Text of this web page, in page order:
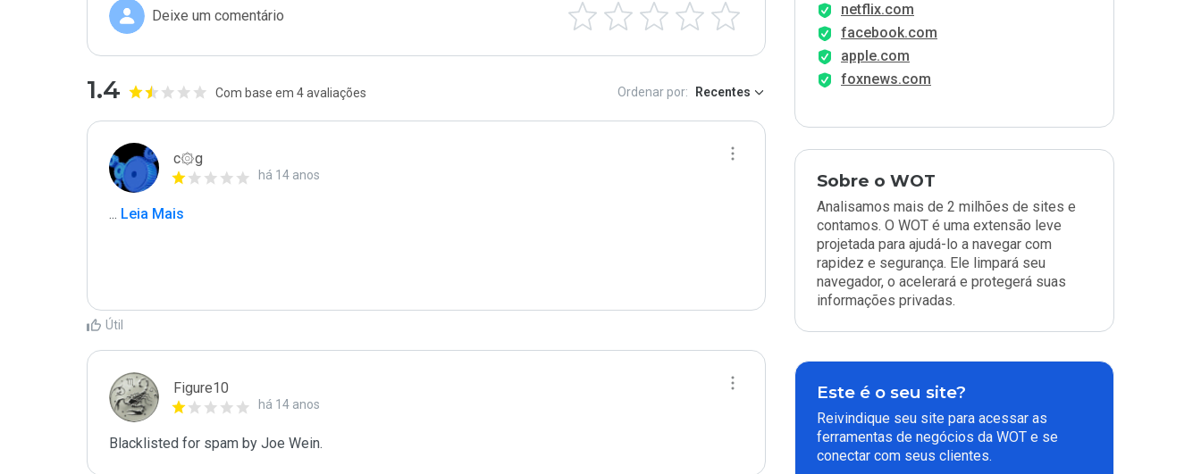
Deixe um comentário
1.4 Com base em 4 avaliações Ordenar por: Recentes
c۞g
há 14 anos
... Leia Mais
Útil
Figure10
há 14 anos
Blacklisted for spam by Joe Wein.
netflix.com
facebook.com
apple.com
foxnews.com
Sobre o WOT
Analisamos mais de 2 milhões de sites e
contamos. O WOT é uma extensão leve
projetada para ajudá-lo a navegar com
rapidez e segurança. Ele limpará seu
navegador, o acelerará e protegerá suas
informações privadas.
Este é o seu site?
Reivindique seu site para acessar as
ferramentas de negócios da WOT e se
conectar com seus clientes.